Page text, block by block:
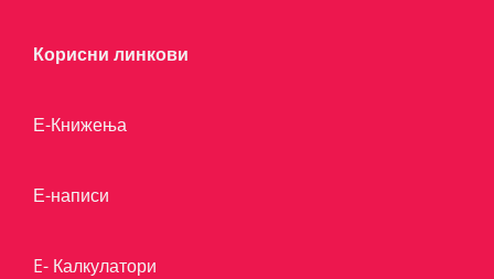
Корисни линкови
Е-Книжења
Е-написи
E- Калкулатори